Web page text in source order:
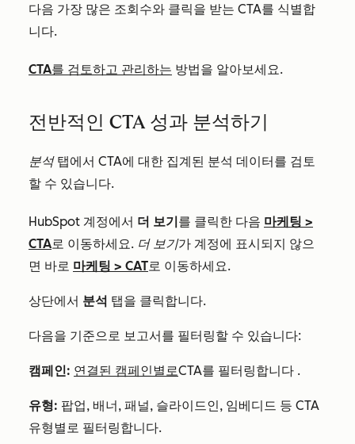
다음 가장 많은 조회수와 클릭을 받는 CTA를 식별합
니다.
CTA를 검토하고 관리하는 방법을 알아보세요.
전반적인 CTA 성과 분석하기
분석 탭에서 CTA에 대한 집계된 분석 데이터를 검토
할 수 있습니다.
HubSpot 계정에서 더 보기를 클릭한 다음 마케팅 >
CTA로 이동하세요. 더 보기가 계정에 표시되지 않으
면 바로 마케팅 > CAT로 이동하세요.
상단에서 분석 탭을 클릭합니다.
다음을 기준으로 보고서를 필터링할 수 있습니다:
캠페인: 연결된 캠페인별로CTA를 필터링합니다 .
유형: 팝업, 배너, 패널, 슬라이드인, 임베디드 등 CTA
유형별로 필터링합니다.